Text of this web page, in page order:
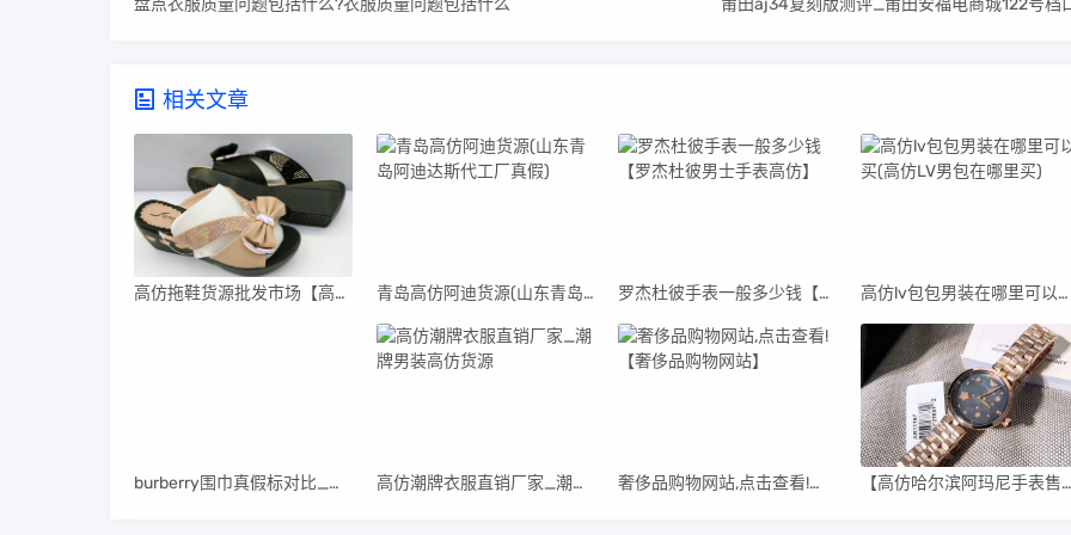
盘点衣服质量问题包括什么?衣服质量问题包括什么 莆田aj34复刻版测评_莆田安福电商城122号档
相关文章
高仿拖鞋货源批发市场【高仿拖鞋货源批发市场在哪里】 青岛高仿阿迪货源(山东青岛阿迪达斯代工厂真假) 罗杰杜彼手表一般多少钱【罗杰杜彼男士手表高仿】 高仿lv包包男装在哪里可以买(高仿LV男包在哪里买)
burberry围巾真假标对比_高仿burberry围巾 高仿潮牌衣服直销厂家_潮牌男装高仿货源 奢侈品购物网站,点击查看!【奢侈品购物网站】 【高仿哈尔滨阿玛尼手表售后维修中心】